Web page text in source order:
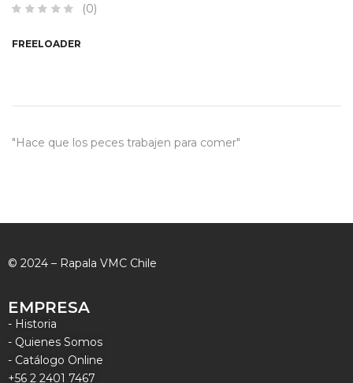
(0)
FREELOADER
"Hace que los peces trabajen para comer"
© 2024 – Rapala VMC Chile
EMPRESA
- Historia
- Quienes Somos
- Catálogo Online
+56 2 2401 7467